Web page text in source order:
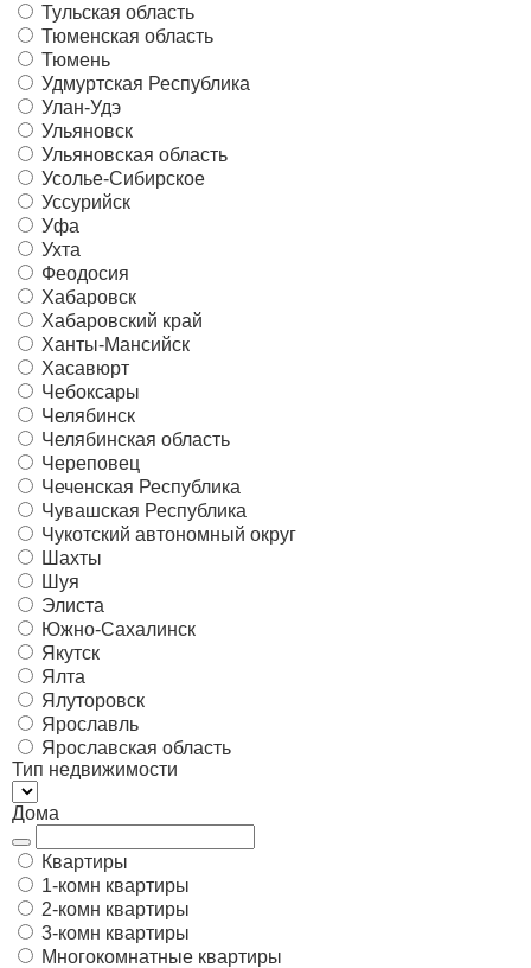
Тульская область
Тюменская область
Тюмень
Удмуртская Республика
Улан-Удэ
Ульяновск
Ульяновская область
Усолье-Сибирское
Уссурийск
Уфа
Ухта
Феодосия
Хабаровск
Хабаровский край
Ханты-Мансийск
Хасавюрт
Чебоксары
Челябинск
Челябинская область
Череповец
Чеченская Республика
Чувашская Республика
Чукотский автономный округ
Шахты
Шуя
Элиста
Южно-Сахалинск
Якутск
Ялта
Ялуторовск
Ярославль
Ярославская область
Тип недвижимости
Дома
Квартиры
1-комн квартиры
2-комн квартиры
3-комн квартиры
Многокомнатные квартиры